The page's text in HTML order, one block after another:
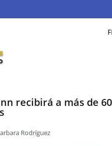
recibirá a más de
Rodríguez